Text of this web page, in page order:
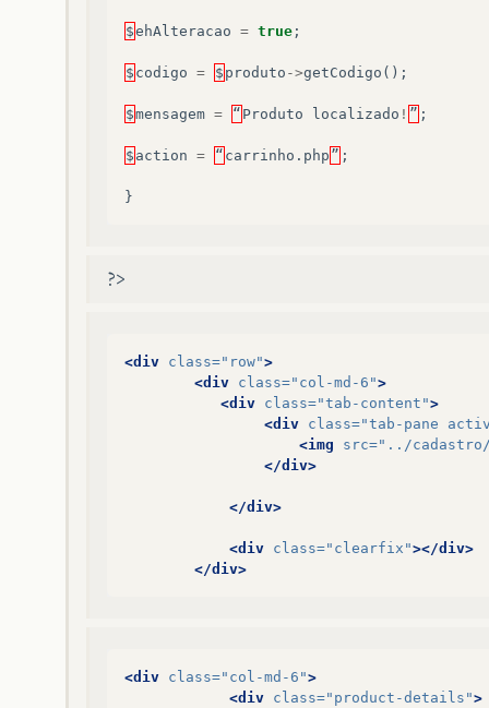
$ehAlteracao = true ;
$ codigo = $ produto ->getCodigo ();
$mensagem = “ Produto localizado ! ” ;
$ action = “ carrinho . php ” ;
}
?>
<div class="row">
<div class="col-md-6">
<div class="tab-content">
<div class="tab-pane
<img
src="../
</div>
</div>
<div class="clearfix"></div>
</div>
<div class="col-md-6">
<div class="product-details">